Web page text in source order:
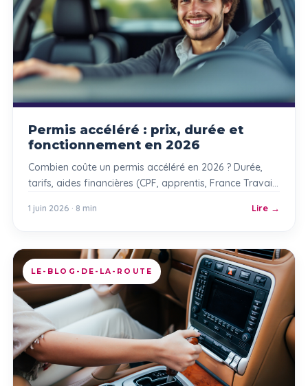
Permis accéléré : prix, durée et
fonctionnement en 2026
Combien coûte un permis accéléré en 2026 ? Durée,
tarifs, aides financières (CPF, apprentis, France Travail,
1 juin 2026 · 8 min Lire
LE-BLOG-DE-LA-ROUTE